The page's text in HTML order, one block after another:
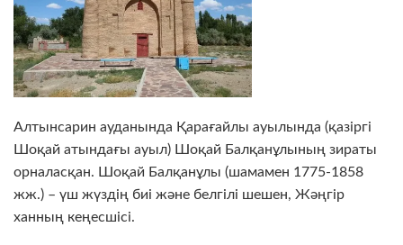
Алтынсарин ауданында Қарағайлы ауылында (қазіргі
Шоқай атындағы ауыл) Шоқай Балқанұлының зираты
орналасқан. Шоқай Балқанұлы (шамамен 1775-1858
жж.) – үш жүздің биі және белгілі шешен, Жәңгір
ханның кеңесшісі.